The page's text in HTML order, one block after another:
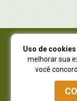
Juruá
Juruá
NOVO ENDEREÇO:
Atendimento: (41)
Uso de cookies
melhorar sua
você